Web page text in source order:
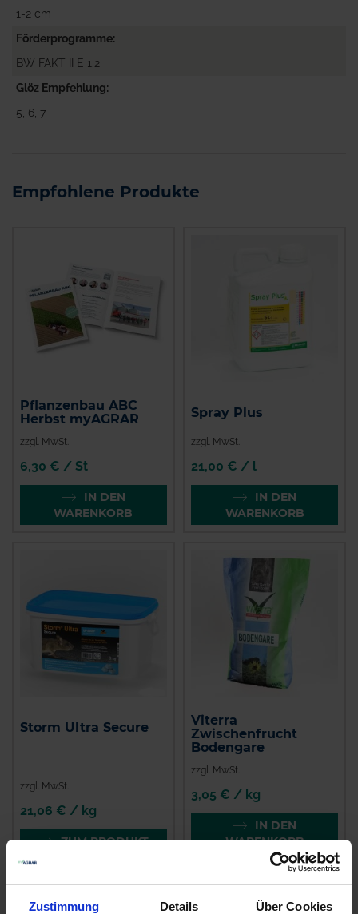
Zustimmung Details Über Cookies
1-2 cm
Förderprogramme
BW FAKT II E 1.2
Glöz Empfehlung
5, 6, 7
Empfohlene Produkte
Pflanzenbau ABC
Herbst myAGRAR
zzgl. MwSt.
6,30 € / St
IN DEN
WARENKORB
Spray Plus
zzgl. MwSt.
21,00 € / l
IN DEN
WARENKORB
Storm Ultra Secure
zzgl. MwSt.
21,06 € / kg
ZUM PRODUKT
Viterra
Zwischenfrucht
Bodengare
zzgl. MwSt.
3,05 € / kg
IN DEN
WARENKORB